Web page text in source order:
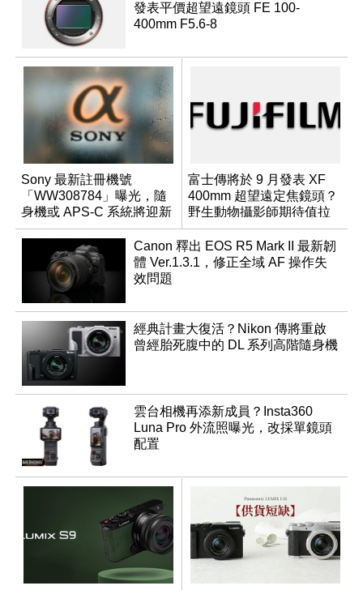
發表平價超望遠鏡頭 FE 100-
400mm F5.6-8
Sony 最新註冊機號
「WW308784」曝光，隨
身機或 APS-C 系統將迎新
成員？
富士傳將於 9 月發表 XF
400mm 超望遠定焦鏡頭？
野生動物攝影師期待值拉
滿
Canon 釋出 EOS R5 Mark II 最新韌
體 Ver.1.3.1，修正全域 AF 操作失
效問題
經典計畫大復活？Nikon 傳將重啟
曾經胎死腹中的 DL 系列高階隨身機
雲台相機再添新成員？Insta360
Luna Pro 外流照曝光，改採單鏡頭
配置